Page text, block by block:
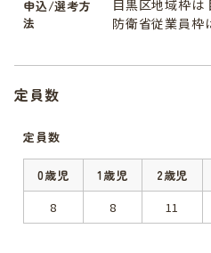
申込/選考方
法
目黒区地域枠は
防衛省従業員枠
定員数
定員数
0歳児 1歳児 2歳児
8
8 11